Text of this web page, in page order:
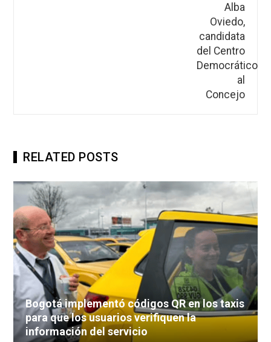
RELATED POSTS
Bogotá implementó códigos QR en los taxis
para que los usuarios verifiquen la
información del servicio